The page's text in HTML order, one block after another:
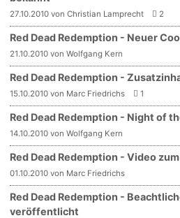
27.10.2010 von Christian Lamprecht 2
Red Dead Redemption - Neuer
21.10.2010 von Wolfgang Kern
Red Dead Redemption -
15.10.2010 von Marc Friedrichs 1
Red Dead Redemption - Night of
14.10.2010 von Wolfgang Kern
Red Dead Redemption - Video
01.10.2010 von Marc Friedrichs
Red Dead Redemption -
veröffentlicht